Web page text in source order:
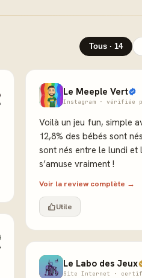
Tous · 14
Le Meeple Vert
Instagram · vérifiée
Voilà un jeu fun, simple
12,8% des bébés sont
sont nés entre le lundi et
s’amuse vraiment !
Voir la review complète →
Utile
Le Labo des Jeux
Site Internet ·